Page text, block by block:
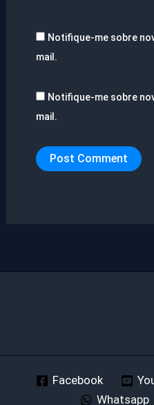
Notifique-me sobre
mail.
Notifique-me sobre
mail.
Facebook
Whatsapp